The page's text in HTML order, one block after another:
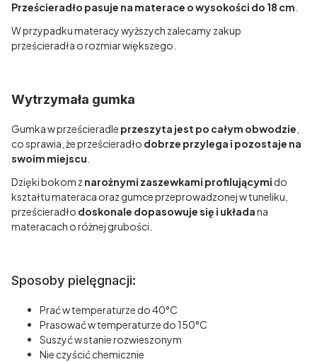
Prześcieradło pasuje na materace o wysokości do 18 cm
W przypadku materacy wyższych zalecamy zakup
prześcieradła o rozmiar większego.
Wytrzymała gumka
Gumka w prześcieradle przeszyta jest po całym obwodzie
co sprawia, że prześcieradło dobrze przylega i pozostaje na
swoim miejscu
Dzięki bokom z narożnymi zaszewkami profilującymi do
kształtu materaca oraz gumce przeprowadzonej w tuneliku,
prześcieradło doskonale dopasowuje się i układana
materacach o różnej grubości.
Sposoby pielęgnacji:
Prać w temperaturze do 40°C
Prasować w temperaturze do 150°C
Suszyć w stanie rozwieszonym
Nie czyścić chemicznie